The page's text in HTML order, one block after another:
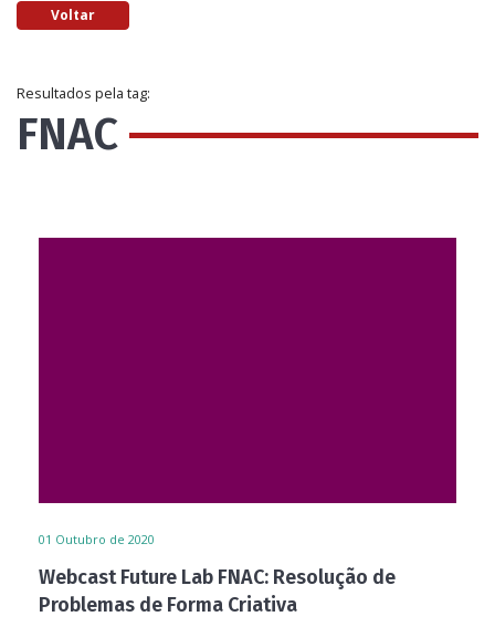
Voltar
Resultados pela tag:
FNAC
01 Outubro de 2020
Webcast Future Lab FNAC: Resolução de
Problemas de Forma Criativa